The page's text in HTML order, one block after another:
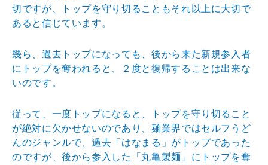
切ですが、トップを守り切ることもそれ以上に大切で
あると信 じています。
幾ら、過去トップになっても、後から来た新規参入者
にト ップを奪われると、２度と復帰することは出来な
いのです 。
従って、一度トップになると、トップを守り切ること
が絶対に欠かせないのであり、麺業界ではセルフうど
んのジャ ンルで、過去「はなまる」がトップであった
のですが、後から参入した「丸亀製麺」にトップを奪